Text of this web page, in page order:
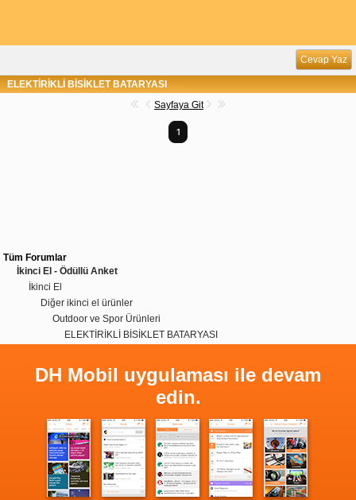
Cevap Yaz
ELEKTİRİKLİ BİSİKLET BATARYASI
Sayfaya Git
1
Tüm Forumlar
İkinci El - Ödüllü Anket
İkinci El
Diğer ikinci el ürünler
Outdoor ve Spor Ürünleri
ELEKTİRİKLİ BİSİKLET BATARYASI
DH Mobil uygulaması ile devam
edin.